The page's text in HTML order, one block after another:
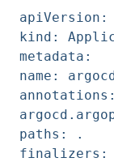
kind:
metadata:
name:
annotations:
paths: .
finalizers: